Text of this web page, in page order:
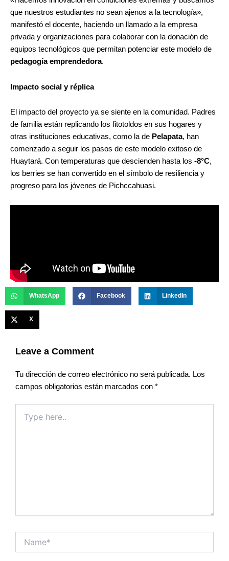
que nuestros estudiantes no sean ajenos a la tecnología»,
manifestó el docente, haciendo un llamado a la empresa
privada y organizaciones para colaborar con la donación de
equipos tecnológicos que permitan potenciar este modelo de
pedagogía emprendedora.
Impacto social y réplica
El impacto del proyecto ya se siente en la comunidad. Padres
de familia están replicando los fitotoldos en sus hogares y
otras instituciones educativas, como la de Pelapata, han
comenzado a seguir los pasos de este modelo exitoso de
Huaytará. Con temperaturas que descienden hasta los -8°C,
los berries se han convertido en el símbolo de resiliencia y
progreso para los jóvenes de Pichccahuasi.
WhatsApp Facebook LinkedIn
X
Leave a Comment
Tu dirección de correo electrónico no será publicada. Los
campos obligatorios están marcados con *
here..